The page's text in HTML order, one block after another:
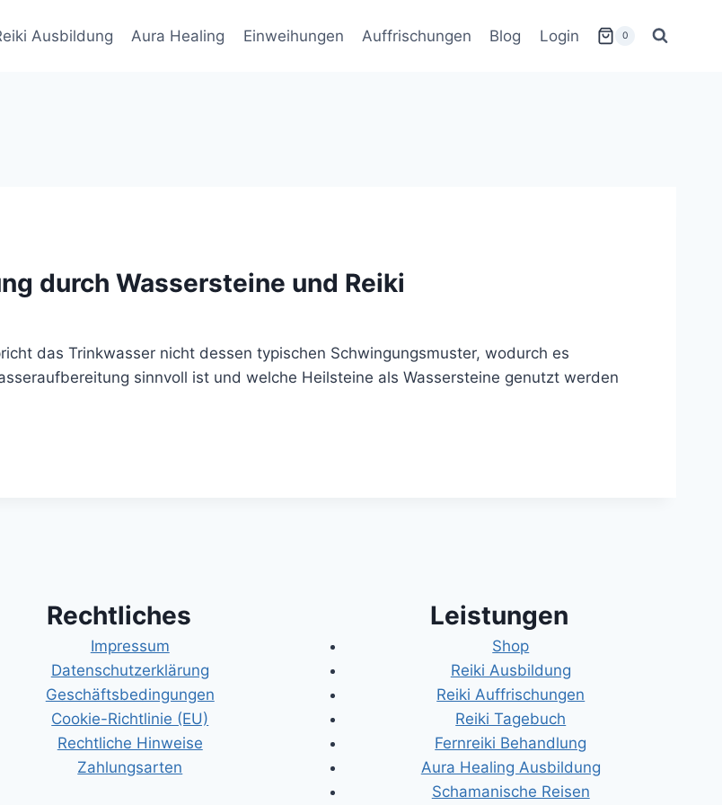
Ausbildung Aura Healing Einweihungen Auffrischungen Blog Login 0
durch Wassersteine und Reiki
das Trinkwasser nicht dessen typischen Schwingungsmuster, wodurch es
sinnvoll ist und welche Heilsteine als Wassersteine genutzt werden
Rechtliches
Impressum
Datenschutzerklärung
Geschäftsbedingungen
Cookie-Richtlinie (EU)
Rechtliche Hinweise
Zahlungsarten
Leistungen
Shop
Reiki Ausbildung
Reiki Auffrischungen
Reiki Tagebuch
Fernreiki Behandlung
Aura Healing Ausbildung
Schamanische Reisen